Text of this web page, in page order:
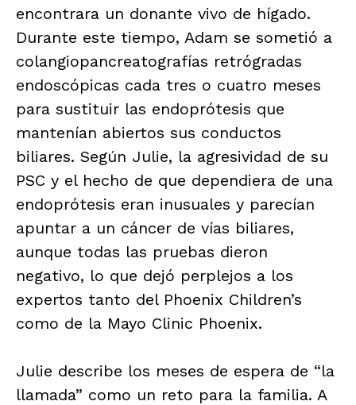
encontrara un donante vivo de hígado.
Durante este tiempo, Adam se sometió a
colangiopancreatografías retrógradas
endoscópicas cada tres o cuatro meses
para sustituir las endoprótesis que
mantenían abiertos sus conductos
biliares. Según Julie, la agresividad de su
PSC y el hecho de que dependiera de una
endoprótesis eran inusuales y parecían
apuntar a un cáncer de vías biliares,
aunque todas las pruebas dieron
negativo, lo que dejó perplejos a los
expertos tanto del Phoenix Children’s
como de la Mayo Clinic Phoenix.
Julie describe los meses de espera de “la
llamada” como un reto para la familia. A